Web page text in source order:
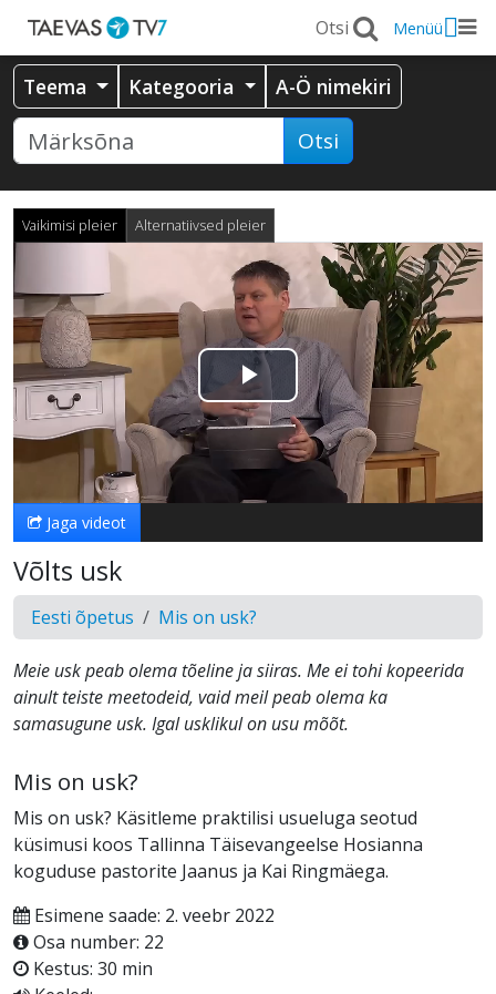
Menüü
Teema Kategooria A-Ö nimekiri
Otsi
Vaikimisi pleier Alternatiivsed pleier
Esita
video
Jaga videot
Võlts usk
Eesti õpetus Mis on usk?
Meie usk peab olema tõeline ja siiras. Me ei tohi kopeerida
ainult teiste meetodeid, vaid meil peab olema ka
samasugune usk. Igal usklikul on usu mõõt.
Mis on usk?
Mis on usk? Käsitleme praktilisi usueluga seotud
küsimusi koos Tallinna Täisevangeelse Hosianna
koguduse pastorite Jaanus ja Kai Ringmäega.
Esimene saade: 2. veebr 2022
Osa number: 22
Kestus: 30 min